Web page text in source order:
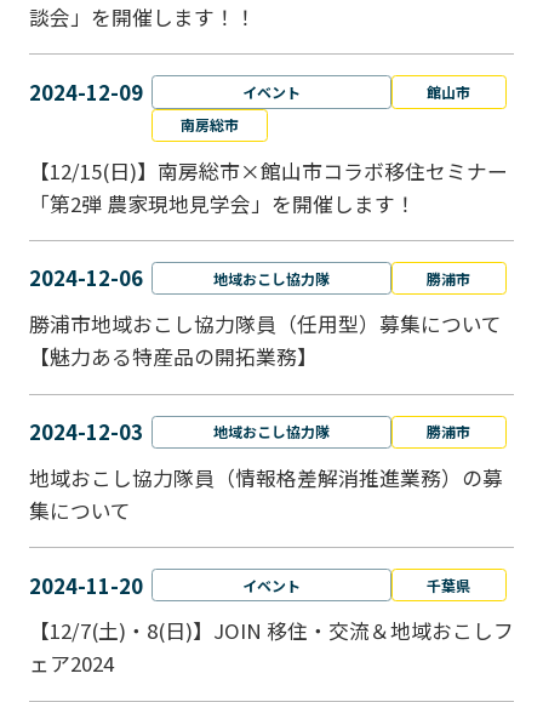
談会」を開催します！！
2024-12-09 イベント
館山市
南房総市
【12/15(日)】南房総市×館山市コラボ移住セミナー
「第2弾 農家現地見学会」を開催します！
2024-12-06 地域おこし協力隊 勝浦市
勝浦市地域おこし協力隊員（任用型）募集について
【魅力ある特産品の開拓業務】
2024-12-03 地域おこし協力隊 勝浦市
地域おこし協力隊員（情報格差解消推進業務）の募
集について
2024-11-20 イベント 千葉県
【12/7(土)・8(日)】JOIN 移住・交流＆地域おこしフ
ェア2024